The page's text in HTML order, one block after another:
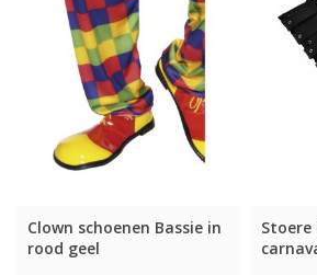
Clown schoenen Bassie in
rood geel